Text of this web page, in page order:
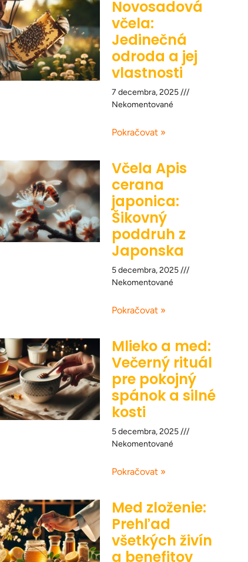
Novosadová
včela:
Jedinečná
odroda a jej
vlastnosti
7 decembra, 2025
Nekomentované
Pokračovat »
Včela Apis
cerana
japonica:
Šikovný
poddruh z
Japonska
5 decembra, 2025
Nekomentované
Pokračovat »
Mlieko a med:
Večerný rituál
pre pokojný
spánok a silné
kosti
5 decembra, 2025
Nekomentované
Pokračovat »
Med zloženie:
Prehľad
všetkých živín
a benefitov